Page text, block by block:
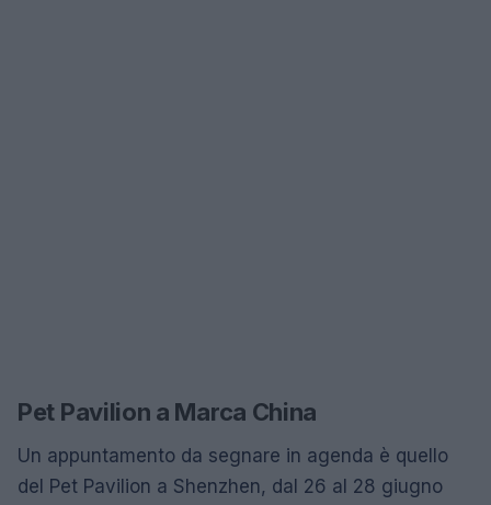
Pet Pavilion a Marca China
Un appuntamento da segnare in agenda è quello
del Pet Pavilion a Shenzhen, dal 26 al 28 giugno